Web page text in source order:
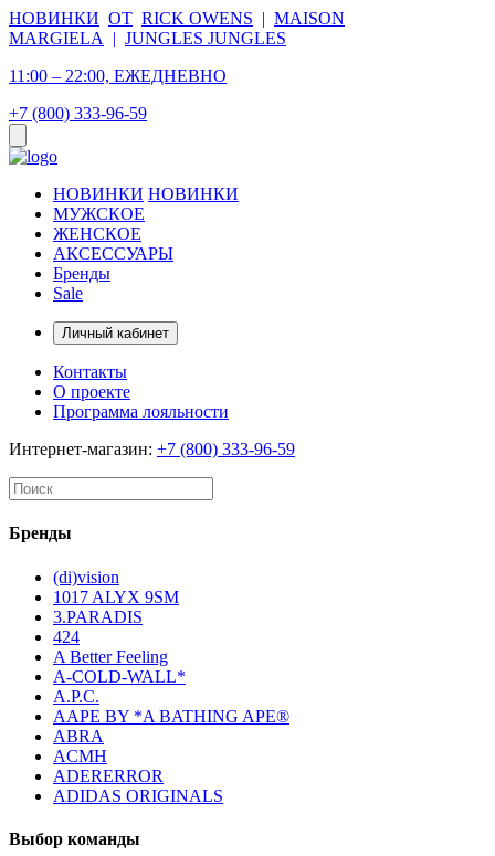
НОВИНКИ ОТ RICK OWENS | MAISON
MARGIELA
| JUNGLES JUNGLES
11:00 – 22:00, ЕЖЕДНЕВНО
+7 (800) 333-96-59
НОВИНКИ НОВИНКИ
МУЖСКОЕ
ЖЕНСКОЕ
АКСЕССУАРЫ
Бренды
Sale
Личный кабинет
Контакты
О проекте
Программа лояльности
Интернет-магазин: +7 (800) 333-96-59
Бренды
(di)vision
1017 ALYX 9SM
3.PARADIS
424
A Better Feeling
A-COLD-WALL*
A.P.C.
AAPE BY *A BATHING APE®
ABRA
ACMH
ADERERROR
ADIDAS ORIGINALS
Выбор команды